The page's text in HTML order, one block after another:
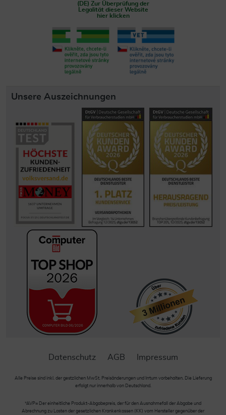
(DE) Zur Überprüfung der
Legalität dieser Website
hier klicken
Unsere Auszeichnungen
Datenschutz AGB Impressum
Alle Preise sind inkl. der gestzlichen MwSt. Preisänderungen und Irrtum vorbehalten. Die Lieferung
erfolgt nur innerhalb von Deutschland.
*AVP= Der einheitliche Produkt-Abgabepreis, der für den Ausnahmefall der Abgabe und
Abrechnung zu Lasten der gesetzlichen Krankenkassen (KK) vom Hersteller gegenüber der